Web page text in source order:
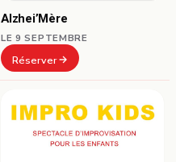
Alzhei’Mère
LE 9 SEPTEMBRE
Réserver